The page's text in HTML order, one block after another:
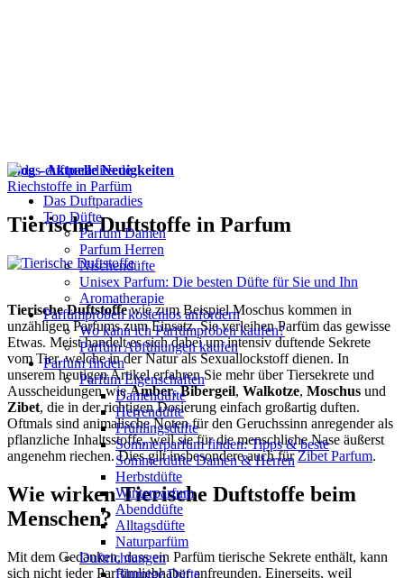
Das Duftparadies
Top Düfte
Parfum Damen
Parfum Herren
Nischendüfte
Unisex Parfum: Die besten Düfte für Sie und Ihn
Aromatherapie
Parfümproben kostenlos anfordern
Wo kann ich Parfümproben kaufen?
Parfüm Abfüllungen kaufen
Parfum finden
Parfüm Eigenschaften
Damendüfte
Herrendüfte
Frühlingsdüfte
Sommerparfum finden: Tipps & beste
Sommerdüfte Damen & Herren
Herbstdüfte
Winterparfum
Abenddüfte
Alltagsdüfte
Naturparfüm
Duftrichtungen
Blumige Düfte
Blog - Aktuelle Neuigkeiten
Riechstoffe in Parfüm
Tierische Duftstoffe in Parfum
Tierische Duftstoffewie zum Beispiel Moschus kommen in
unzähligen Parfums zum Einsatz. Sie verleihen Parfüm das gewisse
Etwas. Meist handelt es sich dabei um intensiv duftende Sekrete
vom Tier, welche in der Natur als Sexuallockstoff dienen. In
unserem heutigen Artikel erfahren Sie mehr über Tiersekrete und
Ausscheidungen wieAmber,Bibergeil, Walkotze, Moschus und
Zibet, die in der richtigen Dosierung einfach großartig duften.
Oftmals sind animalische Noten für den Geruchssinn anregender als
pflanzliche Inhaltsstoffe, weil sie für die menschliche Nase äußerst
angenehm riechen. Dies gilt insbesondere auch fürZibet Parfum.
Wie wirken Tierische Duftstoffe beim
Menschen?
Mit dem Gedanken, dass ein Parfüm tierische Sekrete enthält, kann
sich nicht jeder Parfümliebhaber anfreunden. Einerseits, weil